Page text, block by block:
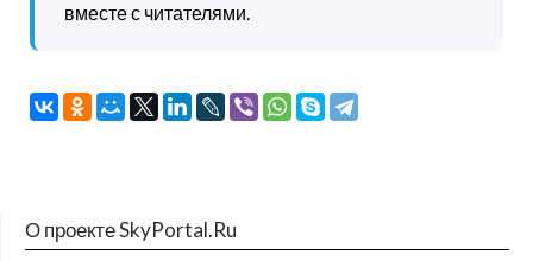
вместе с читателями.
О проекте SkyPortal.Ru